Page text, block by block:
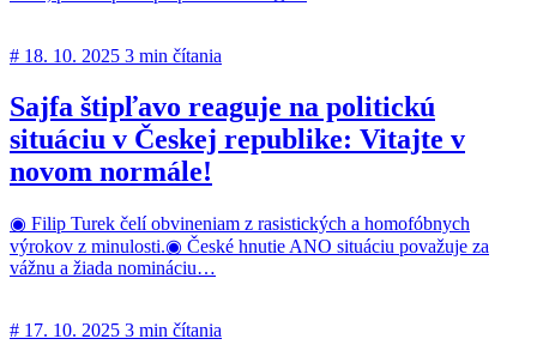
# 18. 10. 2025 3 min čítania
Sajfa štipľavo reaguje na politickú
situáciu v Českej republike: Vitajte v
novom normále!
◉ Filip Turek čelí obvineniam z rasistických a homofóbnych
výrokov z minulosti.◉ České hnutie ANO situáciu považuje za
vážnu a žiada nomináciu…
# 17. 10. 2025 3 min čítania